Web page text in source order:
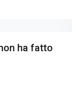
ha fatto